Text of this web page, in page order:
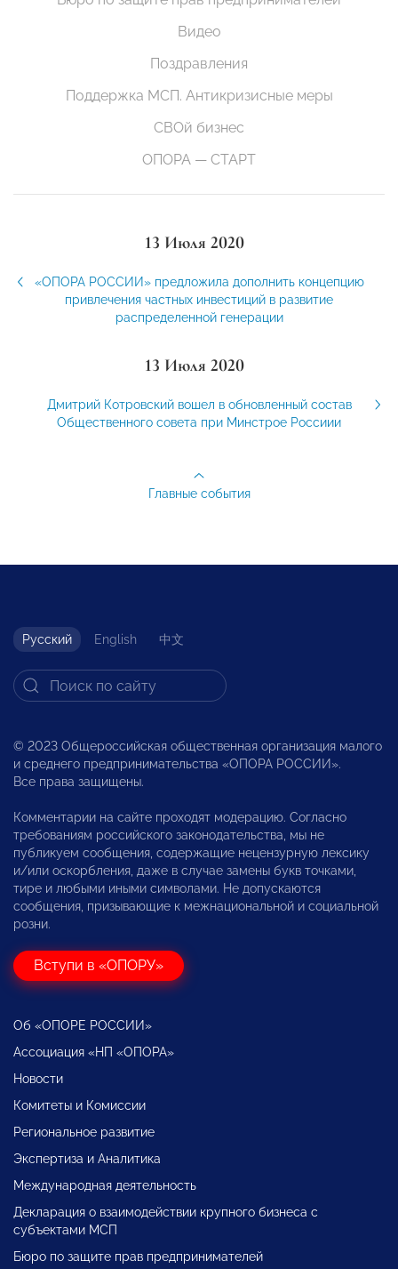
Видео
Поздравления
Поддержка МСП. Антикризисные меры
СВОй бизнес
ОПОРА — СТАРТ
13 Июля 2020
«ОПОРА РОССИИ» предложила дополнить концепцию
привлечения частных инвестиций в развитие
распределенной генерации
13 Июля 2020
Дмитрий Котровский вошел в обновленный состав
Общественного совета при Минстрое Россиии
Главные события
Русский English 中文
© 2023 Общероссийская общественная организация малого
и среднего предпринимательства «ОПОРА РОССИИ».
Все права защищены.
Комментарии на сайте проходят модерацию. Согласно
требованиям российского законодательства, мы не
публикуем сообщения, содержащие нецензурную лексику
и/или оскорбления, даже в случае замены букв точками,
тире и любыми иными символами. Не допускаются
сообщения, призывающие к межнациональной и социальной
розни.
Вступи в «ОПОРУ»
Об «ОПОРЕ РОССИИ»
Ассоциация «НП «ОПОРА»
Новости
Комитеты и Комиссии
Региональное развитие
Экспертиза и Аналитика
Международная деятельность
Декларация о взаимодействии крупного бизнеса с
субъектами МСП
Бюро по защите прав предпринимателей